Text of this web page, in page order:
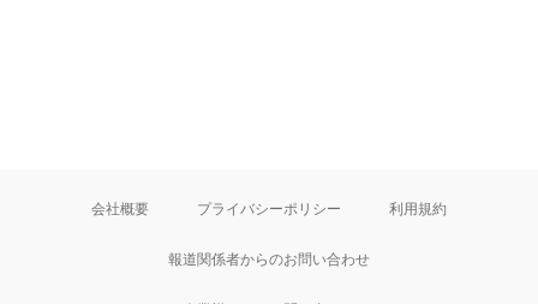
会社概要 プライバシーポリシー 利用規約
報道関係者からのお問い合わせ